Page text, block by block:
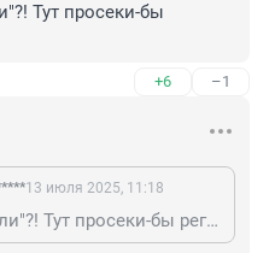
Тут просеки-бы
+6 –1
13 июля 2025, 11:18
Какие "подземные кабели"?! Тут просеки-бы регулярно чистить..